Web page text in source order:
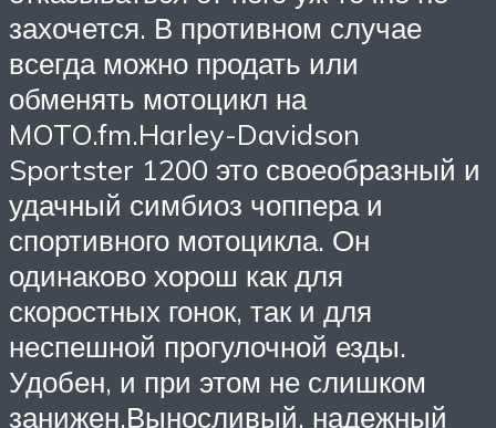
захочется. В противном случае
всегда можно продать или
обменять мотоцикл на
MOTO.fm.Harley-Davidson
Sportster 1200 это своеобразный и
удачный симбиоз чоппера и
спортивного мотоцикла. Он
одинаково хорош как для
скоростных гонок, так и для
неспешной прогулочной езды.
Удобен, и при этом не слишком
занижен.Выносливый, надежный